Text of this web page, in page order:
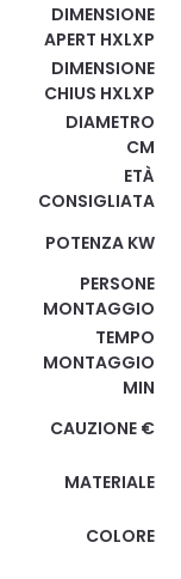
DIMENSIONE
APERT HXLXP
DIMENSIONE
CHIUS HXLXP
DIAMETRO
CM
ETÀ
CONSIGLIATA
POTENZA KW
PERSONE
MONTAGGIO
TEMPO
MONTAGGIO
MIN
CAUZIONE €
MATERIALE
COLORE